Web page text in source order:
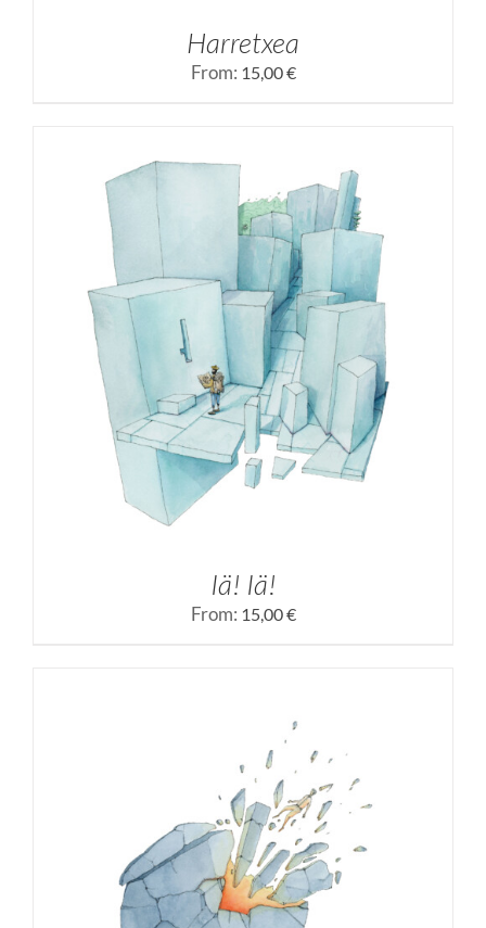
Harretxea
From: 15,00€
SELECCIONAR OPCIONES
Iä! Iä!
From: 15,00€
SELECCIONAR OPCIONES DETALLES